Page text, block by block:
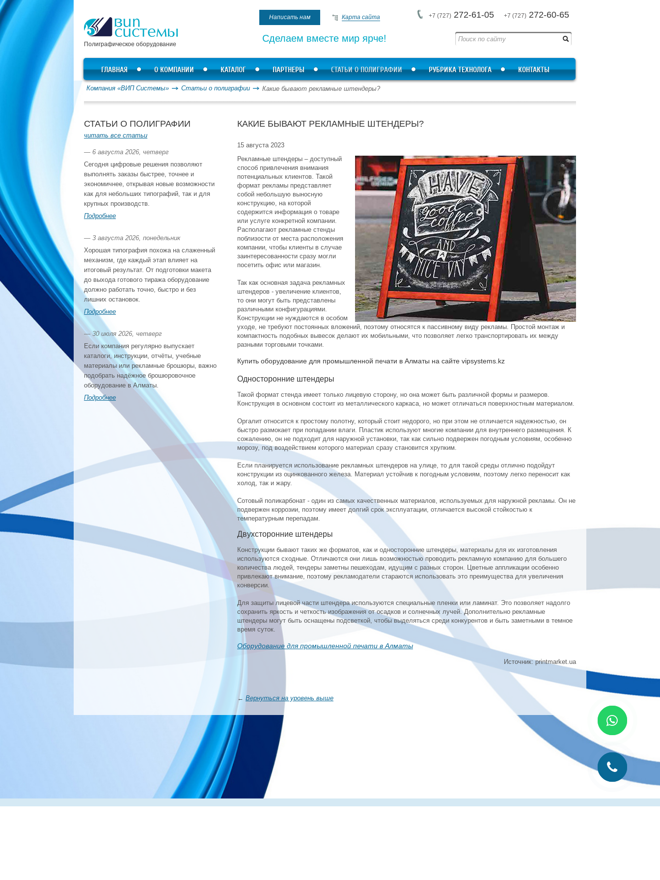
Полиграфическое оборудование
Сделаем вместе мир ярче!
+7 (727) 272-61-05 +7 (727) 272-60-65
Написать нам Карта сайта
ГЛАВНАЯ О КОМПАНИИ КАТАЛОГ ПАРТНЕРЫ СТАТЬИ О ПОЛИГРАФИИ РУБРИКА ТЕХНОЛОГА КОНТАКТЫ
Компания «ВИП Системы» Статьи о полиграфии Какие бывают рекламные штендеры?
СТАТЬИ О ПОЛИГРАФИИ
читать все статьи
— 6 августа 2026, четверг
Сегодня цифровые решения позволяют
выполнять заказы быстрее, точнее и
экономичнее, открывая новые возможности
как для небольших типографий, так и для
крупных производств.
Подробнее
— 3 августа 2026, понедельник
Хорошая типография похожа на слаженный
механизм, где каждый этап влияет на
итоговый результат. От подготовки макета
до выхода готового тиража оборудование
должно работать точно, быстро и без
лишних остановок.
Подробнее
— 30 июля 2026, четверг
Если компания регулярно выпускает
каталоги, инструкции, отчёты, учебные
материалы или рекламные брошюры, важно
подобрать надёжное брошюровочное
оборудование в Алматы.
Подробнее
КАКИЕ БЫВАЮТ РЕКЛАМНЫЕ ШТЕНДЕРЫ?
15 августа 2023
Рекламные штендеры – доступный
способ привлечения внимания
потенциальных клиентов. Такой
формат рекламы представляет
собой небольшую выносную
конструкцию, на которой
содержится информация о товаре
или услуге конкретной компании.
Располагают рекламные стенды
поблизости от места расположения
компании, чтобы клиенты в случае
заинтересованности сразу могли
посетить офис или магазин.
Так как основная задача рекламных
штендеров - увеличение клиентов,
то они могут быть представлены
различными конфигурациями.
Конструкции не нуждаются в особом
уходе, не требуют постоянных вложений, поэтому относятся к пассивному виду рекламы. Простой монтаж и
компактность подобных вывесок делают их мобильными, что позволяет легко транспортировать их между
разными торговыми точками.
Купить оборудование для промышленной печати в Алматы на сайте vipsystems.kz
Односторонние штендеры
Такой формат стенда имеет только лицевую сторону, но она может быть различной формы и размеров.
Конструкция в основном состоит из металлического каркаса, но может отличаться поверхностным материалом.
Оргалит относится к простому полотну, который стоит недорого, но при этом не отличается надежностью, он
быстро размокает при попадании влаги. Пластик используют многие компании для внутреннего размещения. К
сожалению, он не подходит для наружной установки, так как сильно подвержен погодным условиям, особенно
морозу, под воздействием которого материал сразу становится хрупким.
Если планируется использование рекламных штендеров на улице, то для такой среды отлично подойдут
конструкции из оцинкованного железа. Материал устойчив к погодным условиям, поэтому легко переносит как
холод, так и жару.
Сотовый поликарбонат - один из самых качественных материалов, используемых для наружной рекламы. Он не
подвержен коррозии, поэтому имеет долгий срок эксплуатации, отличается высокой стойкостью к
температурным перепадам.
Двухсторонние штендеры
Конструкции бывают таких же форматов, как и односторонние штендеры, материалы для их изготовления
используются сходные. Отличаются они лишь возможностью проводить рекламную компанию для большего
количества людей, тендеры заметны пешеходам, идущим с разных сторон. Цветные аппликации особенно
привлекают внимание, поэтому рекламодатели стараются использовать это преимущества для увеличения
конверсии.
Для защиты лицевой части штендера используются специальные пленки или ламинат. Это позволяет надолго
сохранить яркость и четкость изображения от осадков и солнечных лучей. Дополнительно рекламные
штендеры могут быть оснащены подсветкой, чтобы выделяться среди конкурентов и быть заметными в темное
время суток.
Оборудование для промышленной печати в Алматы
Источник: printmarket.ua
← Вернуться на уровень выше